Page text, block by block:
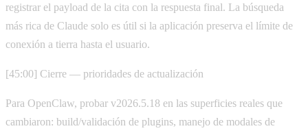
registrar el payload de la cita con la respuesta final. La búsqueda
más rica de Claude solo es útil si la aplicación preserva el límite de
conexión a tierra hasta el usuario.
[45:00] Cierre — prioridades de actualización
Para OpenClaw, probar v2026.5.18 en las superficies reales que
cambiaron: build/validación de plugins, manejo de modales de